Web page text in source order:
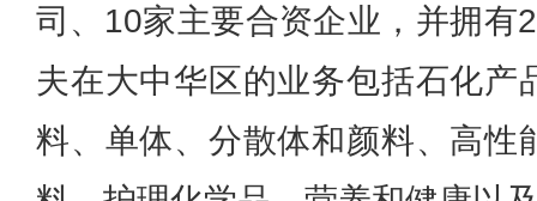
司、10家主要合资企业，并拥有
夫在大中华区的业务包括石化产
料、单体、分散体和颜料、高性